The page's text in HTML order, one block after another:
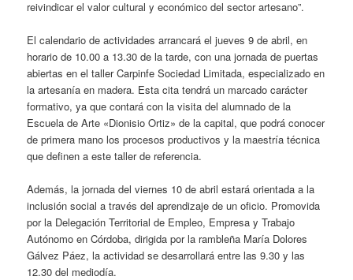
reivindicar el valor cultural y económico del sector artesano”.
El calendario de actividades arrancará el jueves 9 de abril, en
horario de 10.00 a 13.30 de la tarde, con una jornada de puertas
abiertas en el taller Carpinfe Sociedad Limitada, especializado en
la artesanía en madera. Esta cita tendrá un marcado carácter
formativo, ya que contará con la visita del alumnado de la
Escuela de Arte «Dionisio Ortiz» de la capital, que podrá conocer
de primera mano los procesos productivos y la maestría técnica
que definen a este taller de referencia.
Además, la jornada del viernes 10 de abril estará orientada a la
inclusión social a través del aprendizaje de un oficio. Promovida
por la Delegación Territorial de Empleo, Empresa y Trabajo
Autónomo en Córdoba, dirigida por la rambleña María Dolores
Gálvez Páez, la actividad se desarrollará entre las 9.30 y las
12.30 del mediodía.